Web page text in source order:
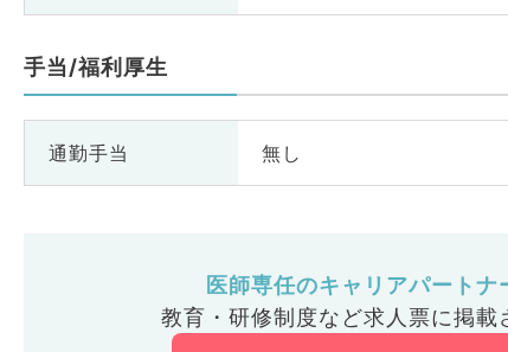
手当/福利厚生
通勤手当 無し
医師専任のキャリアパートナ
教育・研修制度など求人票に掲載